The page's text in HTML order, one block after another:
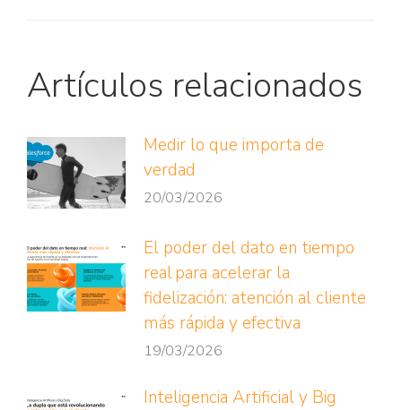
Artículos relacionados
Medir lo que importa de
verdad
20/03/2026
El poder del dato en tiempo
real para acelerar la
fidelización: atención al cliente
más rápida y efectiva
19/03/2026
Inteligencia Artificial y Big